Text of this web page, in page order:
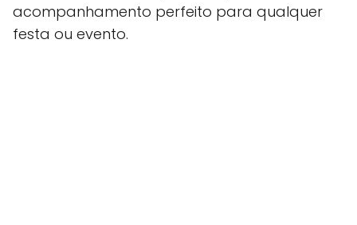
acompanhamento perfeito para qualquer
festa ou evento.